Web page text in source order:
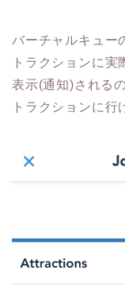
バーチャルキュー
トラクションに
表示(通知)される
トラクションに行